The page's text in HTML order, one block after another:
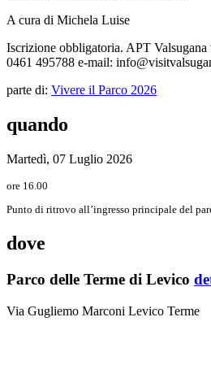
A cura di Michela Luise
Iscrizione obbligatoria. APT
0461 495788 e-mail:
parte di: Vivere il Parco 2026
quando
Martedì, 07 Luglio 2026
ore 16.00
Punto di ritrovo all’ingresso principale del
dove
Parco delle Terme di Levico
Via Gugliemo Marconi Levico Terme